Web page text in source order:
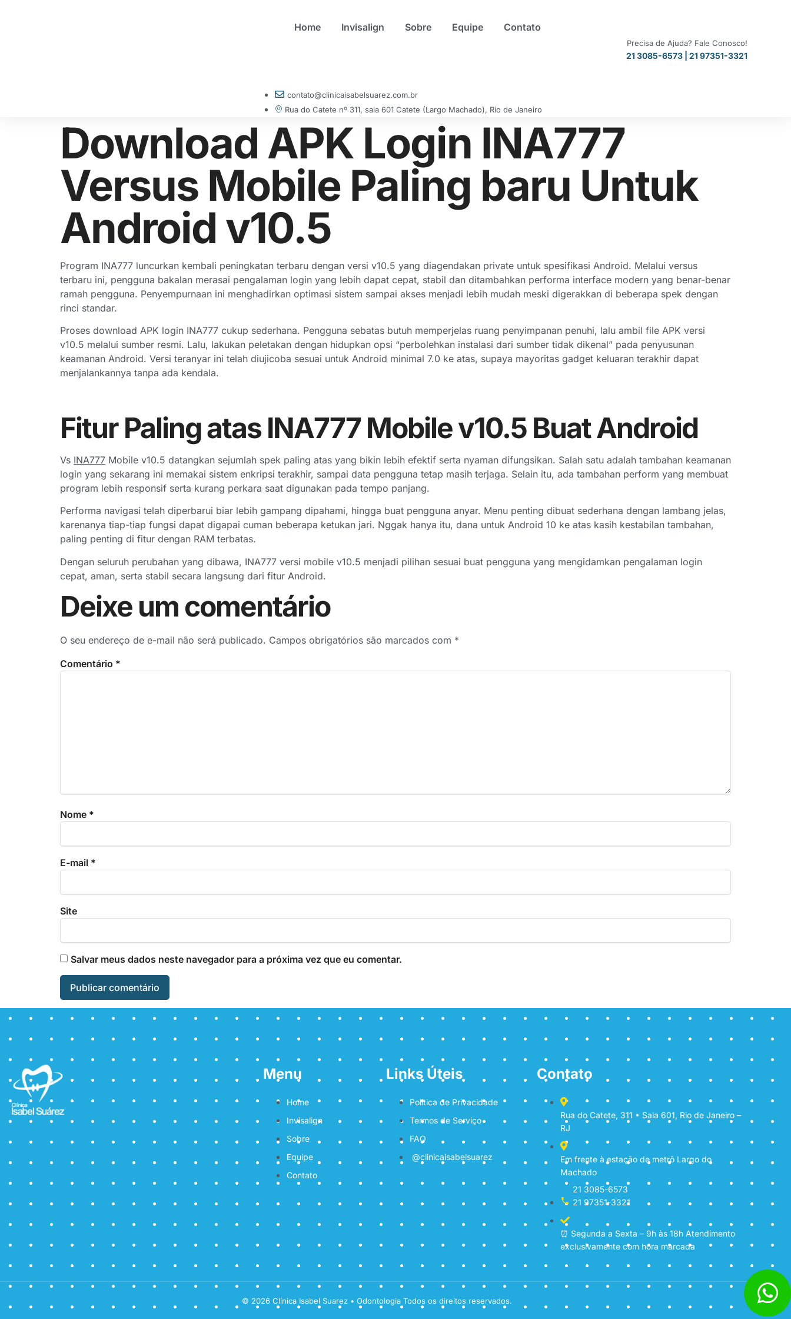
Home Invisalign Sobre Equipe Contato
Precisa de Ajuda? Fale Conosco!
21 3085-6573 | 21 97351-3321
contato@clinicaisabelsuarez.com.br
Rua do Catete nº 311, sala 601 Catete (Largo Machado), Rio de Janeiro
Download APK Login INA777
Versus Mobile Paling baru Untuk
Android v10.5
Program INA777 luncurkan kembali peningkatan terbaru dengan versi v10.5 yang diagendakan private untuk spesifikasi Android. Melalui versus
terbaru ini, pengguna bakalan merasai pengalaman login yang lebih dapat cepat, stabil dan ditambahkan performa interface modern yang benar-benar
ramah pengguna. Penyempurnaan ini menghadirkan optimasi sistem sampai akses menjadi lebih mudah meski digerakkan di beberapa spek dengan
rinci standar.
Proses download APK login INA777 cukup sederhana. Pengguna sebatas butuh memperjelas ruang penyimpanan penuhi, lalu ambil file APK versi
v10.5 melalui sumber resmi. Lalu, lakukan peletakan dengan hidupkan opsi “perbolehkan instalasi dari sumber tidak dikenal” pada penyusunan
keamanan Android. Versi teranyar ini telah diujicoba sesuai untuk Android minimal 7.0 ke atas, supaya mayoritas gadget keluaran terakhir dapat
menjalankannya tanpa ada kendala.
Fitur Paling atas INA777 Mobile v10.5 Buat Android
Vs INA777 Mobile v10.5 datangkan sejumlah spek paling atas yang bikin lebih efektif serta nyaman difungsikan. Salah satu adalah tambahan keamanan
login yang sekarang ini memakai sistem enkripsi terakhir, sampai data pengguna tetap masih terjaga. Selain itu, ada tambahan perform yang membuat
program lebih responsif serta kurang perkara saat digunakan pada tempo panjang.
Performa navigasi telah diperbarui biar lebih gampang dipahami, hingga buat pengguna anyar. Menu penting dibuat sederhana dengan lambang jelas,
karenanya tiap-tiap fungsi dapat digapai cuman beberapa ketukan jari. Nggak hanya itu, dana untuk Android 10 ke atas kasih kestabilan tambahan,
paling penting di fitur dengan RAM terbatas.
Dengan seluruh perubahan yang dibawa, INA777 versi mobile v10.5 menjadi pilihan sesuai buat pengguna yang mengidamkan pengalaman login
cepat, aman, serta stabil secara langsung dari fitur Android.
Deixe um comentário
O seu endereço de e-mail não será publicado. Campos obrigatórios são marcados com *
Comentário *
Nome *
E-mail *
Site
Salvar meus dados neste navegador para a próxima vez que eu comentar.
Menu
Home
Invisalign
Sobre
Equipe
Contato
Links Úteis
Política de Privacidade
Termos de Serviço
FAQ
@clinicaisabelsuarez
Contato
Rua do Catete, 311 • Sala 601, Rio de Janeiro –
RJ
Em frente à estação de metrô Largo do
Machado
21 3085-6573
21 97351-3321
⏰ Segunda a Sexta – 9h às 18h Atendimento
exclusivamente com hora marcada
© 2026 Clínica Isabel Suarez • Odontologia Todos os direitos reservados.